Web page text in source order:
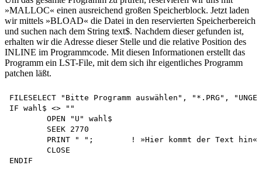
»MALLOC« einen ausreichend großen Speicherblock. Jetzt laden
wir mittels »BLOAD« die Datei in den reservierten Speicherbereich
und suchen nach dem String text$. Nachdem dieser gefunden ist,
erhalten wir die Adresse dieser Stelle und die relative Position des
INLINE im Programmcode. Mit diesen Informationen erstellt das
Programm ein LST-File, mit dem sich ihr eigentliches Programm
patchen läßt.
FILESELECT "Bitte Programm auswählen", "*.PRG",
IF wahl$ <> ""